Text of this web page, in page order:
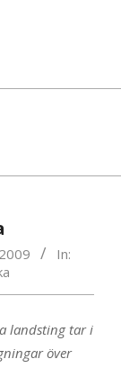
In:
landsting tar i
över